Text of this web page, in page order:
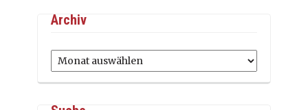
Archiv
Archiv